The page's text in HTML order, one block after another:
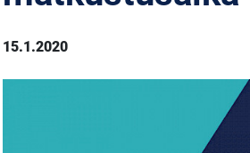
15.1.2020